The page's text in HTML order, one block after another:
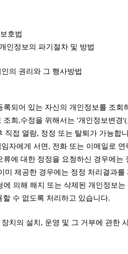
호법
인정보의 파기절차 및 방법
의 권리와 그 행사방법
록되어 있는 자신의 개인정보를 조
조회,수정을 위해서는 '개인정보변
직접 열람, 정정 또는 탈퇴가 가능합
임자에게 서면, 전화 또는 이메일로
류에 대한 정정을 요청하신 경우에
미 제공한 경우에는 정정 처리결과
에 의해 해지 또는 삭제된 개인정보
할 수 없도록 처리하고 있습니다.
치의 설치, 운영 및 그 거부에 관한